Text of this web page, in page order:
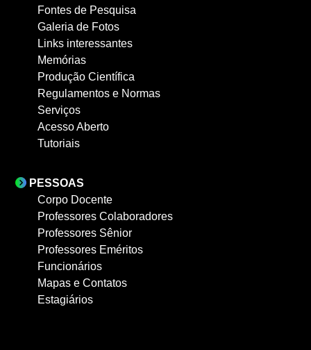
Fontes de Pesquisa
Galeria de Fotos
Links interessantes
Memórias
Produção Científica
Regulamentos e Normas
Serviços
Acesso Aberto
Tutoriais
PESSOAS
Corpo Docente
Professores Colaboradores
Professores Sênior
Professores Eméritos
Funcionários
Mapas e Contatos
Estagiários